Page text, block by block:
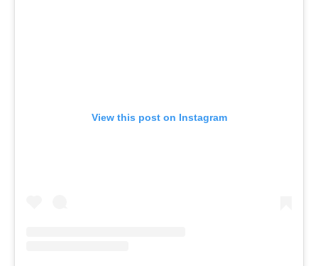
View this post on Instagram